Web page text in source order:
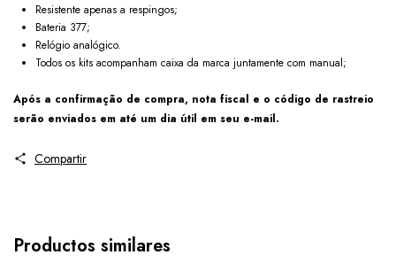
Resistente apenas a respingos;
Bateria 377;
Relógio analógico.
Todos os kits acompanham caixa da marca juntamente com manual;
Após a confirmação de compra, nota fiscal e o código de rastreio
serão enviados em até um dia útil em seu e-mail.
Compartir
Productos similares